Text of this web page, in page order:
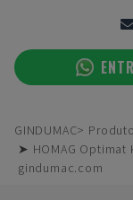
GINDUMAC
➤ HOMAG Optimat
gindumac.com